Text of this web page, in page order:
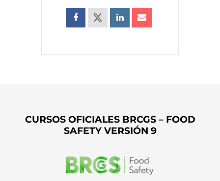
CURSOS OFICIALES BRCGS – FOOD
SAFETY VERSIÓN 9